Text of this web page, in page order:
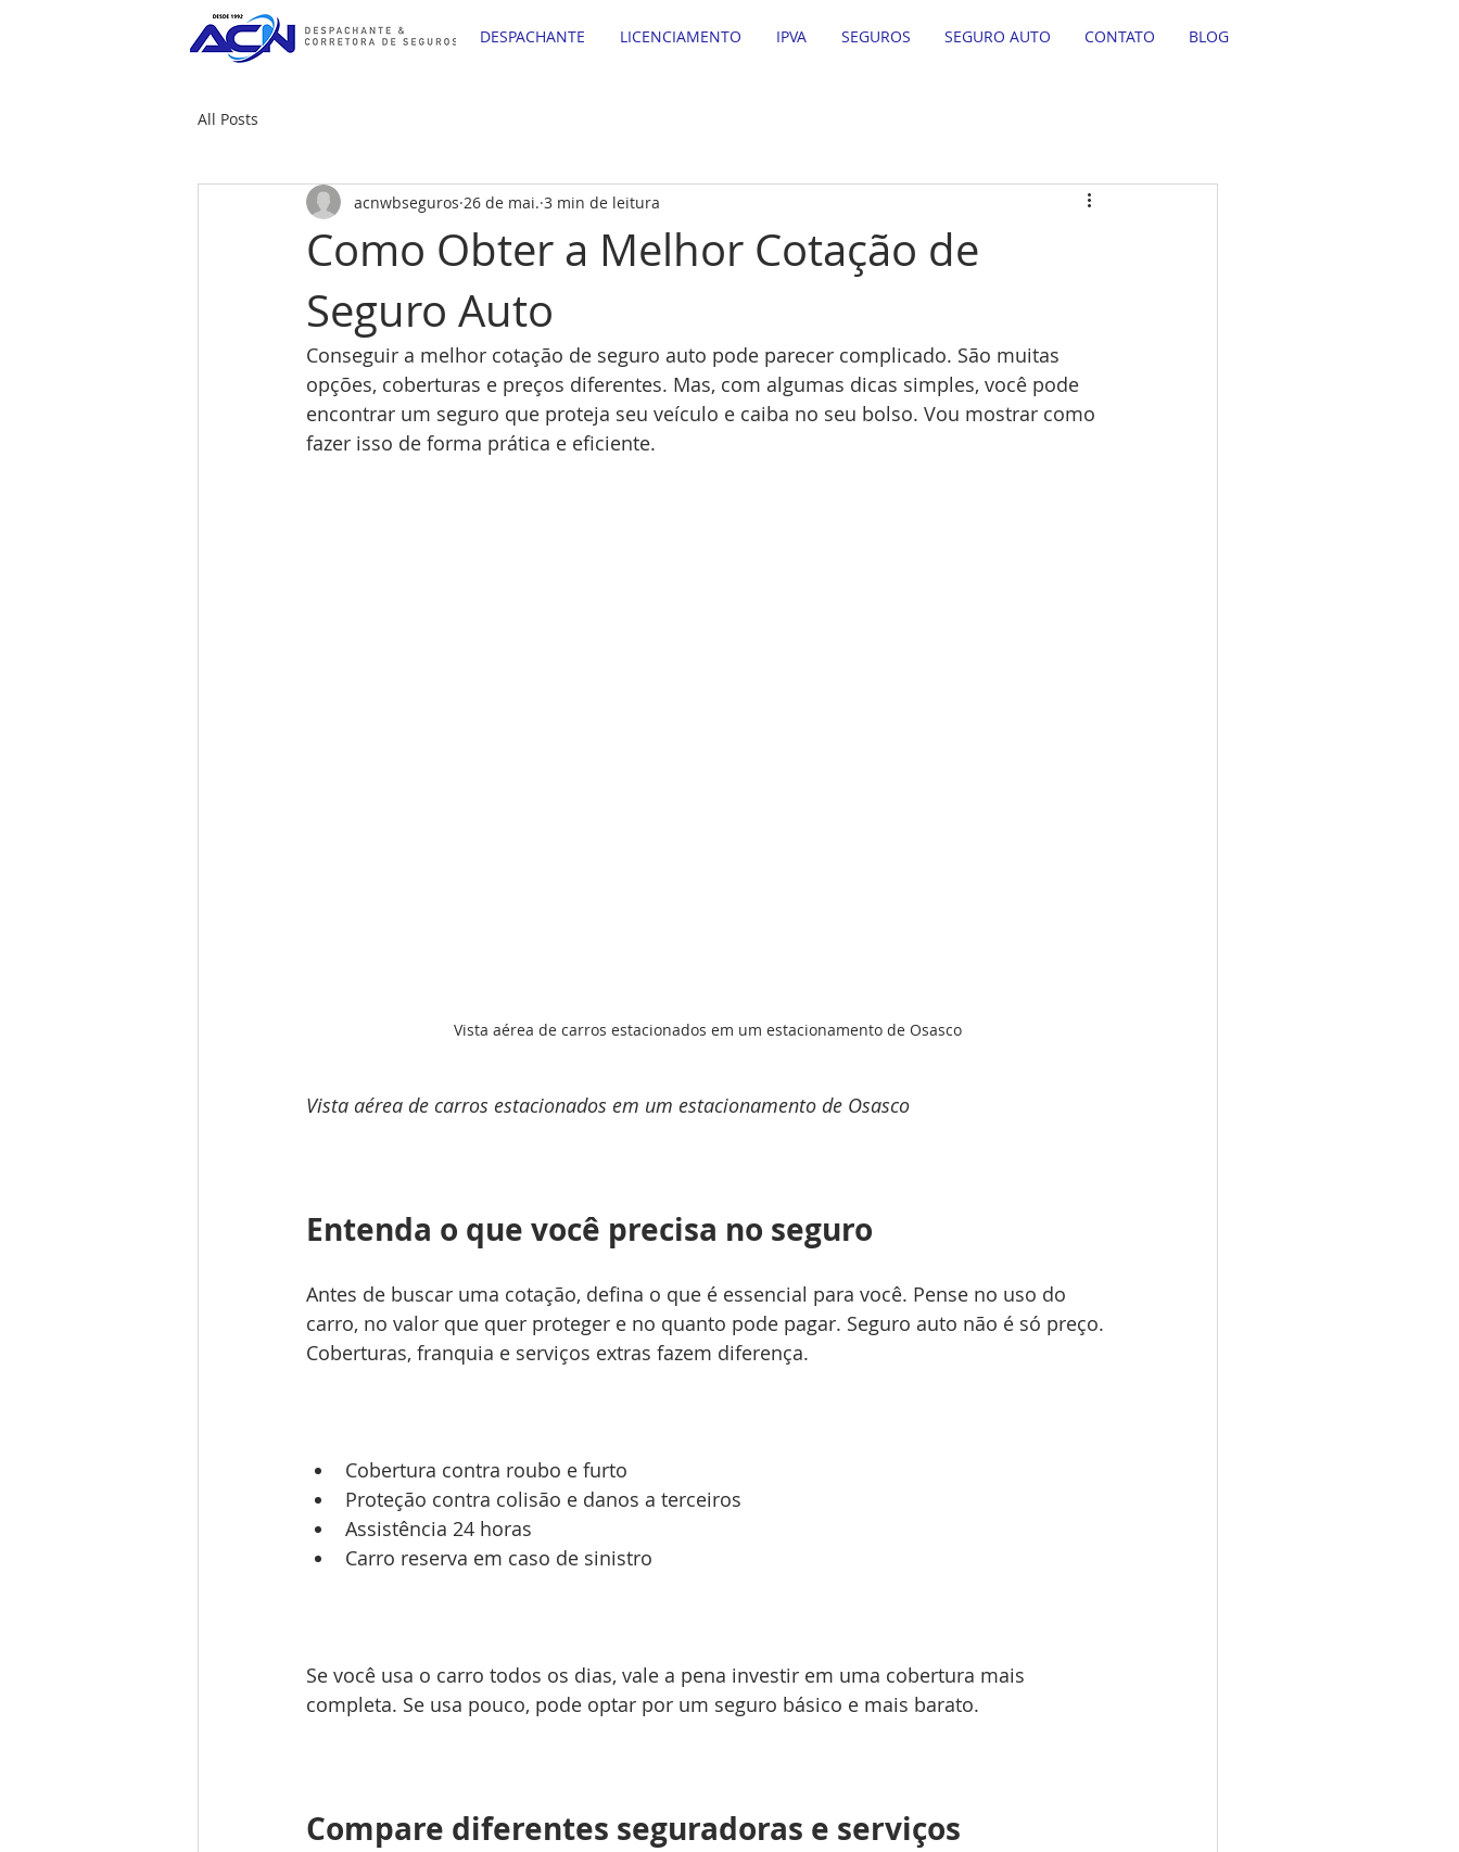
DESPACHANTE LICENCIAMENTO IPVA SEGUROS SEGURO AUTO CONTATO BLOG
All Posts
Como Obter a Melhor Cotação de
Seguro Auto
acnwbseguros 26 de mai. 3 min de leitura
Conseguir a melhor cotação de seguro auto pode parecer complicado. São muitas
opções, coberturas e preços diferentes. Mas, com algumas dicas simples, você pode
encontrar um seguro que proteja seu veículo e caiba no seu bolso. Vou mostrar como
fazer isso de forma prática e eficiente.
Vista aérea de carros estacionados em um estacionamento de Osasco
Vista aérea de carros estacionados em um estacionamento de Osasco
Entenda o que você precisa no seguro
Antes de buscar uma cotação, defina o que é essencial para você. Pense no uso do
carro, no valor que quer proteger e no quanto pode pagar. Seguro auto não é só preço.
Coberturas, franquia e serviços extras fazem diferença.
Cobertura contra roubo e furto
Proteção contra colisão e danos a terceiros
Assistência 24 horas
Carro reserva em caso de sinistro
Se você usa o carro todos os dias, vale a pena investir em uma cobertura mais
completa. Se usa pouco, pode optar por um seguro básico e mais barato.
Compare diferentes seguradoras e serviços